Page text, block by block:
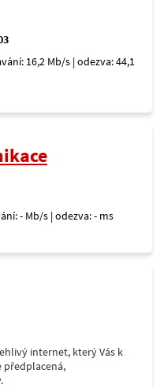
16,2 Mb/s | odezva: 44,1
- Mb/s | odezva: - ms
internet, který Vás k
předplacená,